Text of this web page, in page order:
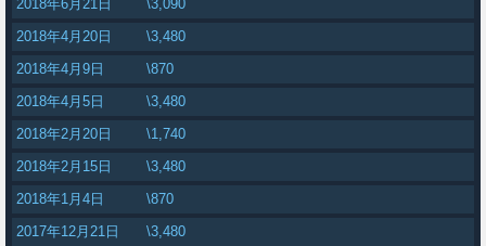
2018年6月21日
\3,090
2018年4月20日
\3,480
2018年4月9日
\870
2018年4月5日
\3,480
2018年2月20日
\1,740
2018年2月15日
\3,480
2018年1月4日
\870
2017年12月21日
\3,480